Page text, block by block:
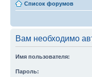
Список форумов
Вам необходимо
Имя пользователя:
Пароль: